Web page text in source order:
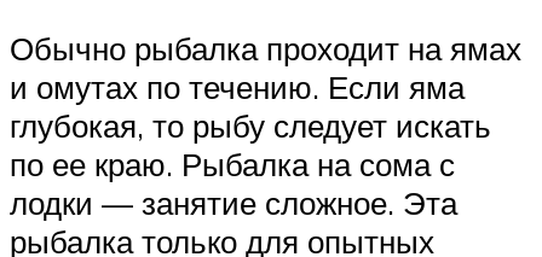
Обычно рыбалка проходит на ямах
и омутах по течению. Если яма
глубокая, то рыбу следует искать
по ее краю. Рыбалка на сома с
лодки — занятие сложное. Эта
рыбалка только для опытных